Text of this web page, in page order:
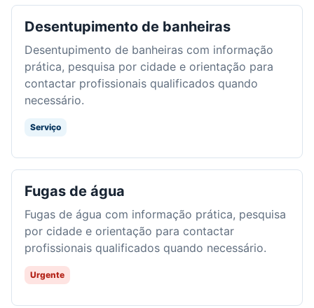
Desentupimento de banheiras
Desentupimento de banheiras com informação
prática, pesquisa por cidade e orientação para
contactar profissionais qualificados quando
necessário.
Serviço
Fugas de água
Fugas de água com informação prática, pesquisa
por cidade e orientação para contactar
profissionais qualificados quando necessário.
Urgente